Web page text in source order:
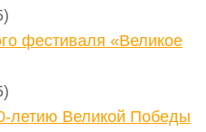
фестиваля «Великое
летию Великой Победы